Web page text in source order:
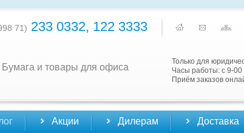
71) 233 0332, 122 3333
Бумага и товары для офиса
Только для
Часы работы: с 9-00
Приём заказов
Акции Дилерам Доставка